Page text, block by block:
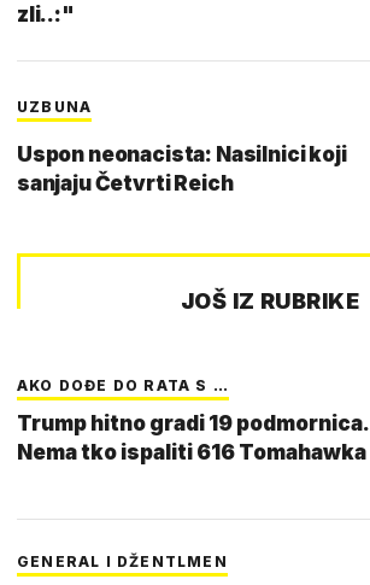
zli..:"
UZBUNA
Uspon neonacista: Nasilnici koji
sanjaju Četvrti Reich
JOŠ IZ RUBRIKE
AKO DOĐE DO RATA S …
Trump hitno gradi 19 podmornica.
Nema tko ispaliti 616 Tomahawka
GENERAL I DŽENTLMEN